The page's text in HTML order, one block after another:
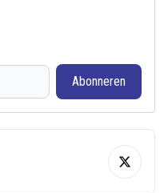
Abonneren